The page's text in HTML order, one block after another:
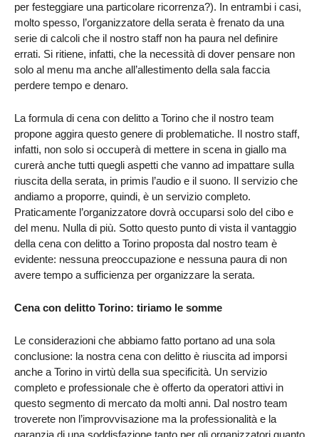
per festeggiare una particolare ricorrenza?). In entrambi i casi,
molto spesso, l’organizzatore della serata è frenato da una
serie di calcoli che il nostro staff non ha paura nel definire
errati. Si ritiene, infatti, che la necessità di dover pensare non
solo al menu ma anche all’allestimento della sala faccia
perdere tempo e denaro.
La formula di cena con delitto a Torino che il nostro team
propone aggira questo genere di problematiche. Il nostro staff,
infatti, non solo si occuperà di mettere in scena in giallo ma
curerà anche tutti quegli aspetti che vanno ad impattare sulla
riuscita della serata, in primis l’audio e il suono. Il servizio che
andiamo a proporre, quindi, è un servizio completo.
Praticamente l’organizzatore dovrà occuparsi solo del cibo e
del menu. Nulla di più. Sotto questo punto di vista il vantaggio
della cena con delitto a Torino proposta dal nostro team è
evidente: nessuna preoccupazione e nessuna paura di non
avere tempo a sufficienza per organizzare la serata.
Cena con delitto Torino: tiriamo le somme
Le considerazioni che abbiamo fatto portano ad una sola
conclusione: la nostra cena con delitto è riuscita ad imporsi
anche a Torino in virtù della sua specificità. Un servizio
completo e professionale che è offerto da operatori attivi in
questo segmento di mercato da molti anni. Dal nostro team
troverete non l’improvvisazione ma la professionalità e la
garanzia di una soddisfazione tanto per gli organizzatori quanto